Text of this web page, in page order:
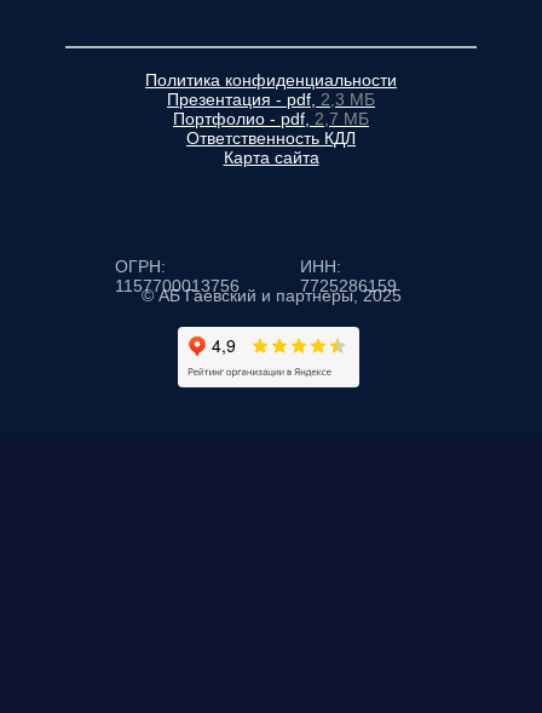
© АБ Гаевский и партнеры, 2025
ИНН:
7725286159
Политика конфиденциальности
Презентация - pdf, 2,3 МБ
Портфолио - pdf, 2,7 МБ
Ответственность КДЛ
Карта сайта
ОГРН:
1157700013756